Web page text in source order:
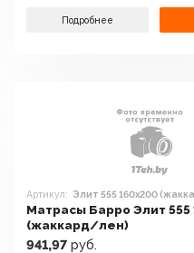
Подробнее
Артикул: Элит 555 160х200
Матрасы Барро Элит 555
(жаккард/лен)
941,97 руб.